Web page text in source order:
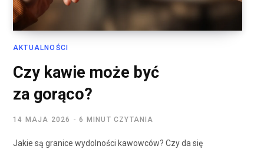
AKTUALNOŚCI
Czy kawie może być
za gorąco?
14 MAJA 2026 6 MINUT CZYTANIA
Jakie są granice wydolności kawowców? Czy da się